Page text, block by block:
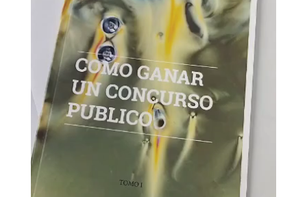
THE TANK CULTURAL SPACE
CONTACT
LA NEUROLITERATURA ENTRA
EN NUESTROS OBJETIVOS
porDigital
WE ARE TRANSPARENT
by Dulce Xerach